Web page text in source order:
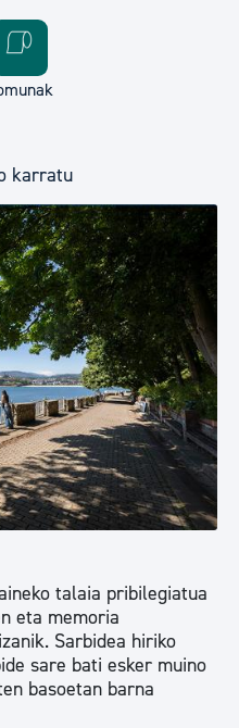
karratu
talaia pribilegiatua
eta memoria
Sarbidea hiriko
sare bati esker muino
basoetan barna